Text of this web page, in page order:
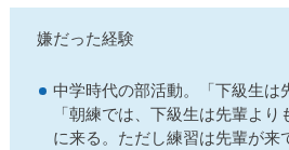
嫌だった経験
中学時代の部活動。「下級生は
「朝練では、下級生は先輩よ
に来る。ただし練習は先輩が来